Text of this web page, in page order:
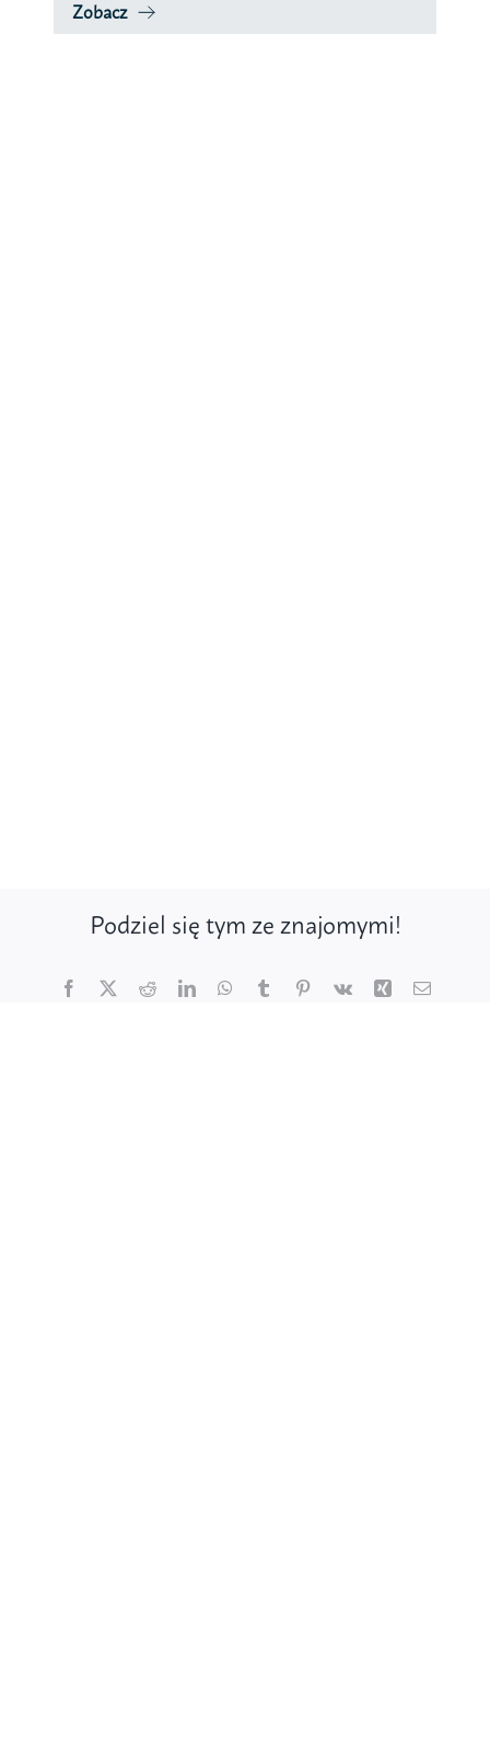
Zobacz
Podziel się tym ze znajomymi!
Facebook
X RedditLinkedInWhatsApp
TumblrPinterest
Vk Xing Email